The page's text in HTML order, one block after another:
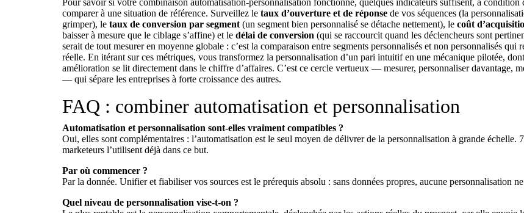
Pour savoir si votre combinaison automatisation-personnalisation fonctionne, quelques indicateurs suffisent, à condition
comparer à une situation de référence. Surveillez le taux d’ouverture et de réponse de vos séquences (la
grimper), le taux de conversion par segment (un segment bien personnalisé se détache nettement), le coût
baisser à mesure que le ciblage s’affine) et le délai de conversion (qui se raccourcit quand les déclencheurs sont
serait de tout mesurer en moyenne globale : c’est la comparaison entre segments personnalisés et non personnalisés qui
réelle. En itérant sur ces métriques, vous transformez la personnalisation d’un pari intuitif en une mécanique pilotée,
amélioration se lit directement dans le chiffre d’affaires. C’est ce cercle vertueux — mesurer, personnaliser davantage,
— qui sépare les entreprises à forte croissance des autres.
FAQ : combiner automatisation et personnalisation
Automatisation et personnalisation sont-elles vraiment compatibles ?
Oui, elles sont complémentaires : l’automatisation est le seul moyen de délivrer de la personnalisation à grande échelle.
marketeurs l’utilisent déjà dans ce but.
Par où commencer ?
Par la donnée. Unifier et fiabiliser vos sources est le prérequis absolu : sans données propres, aucune personnalisation
Quel niveau de personnalisation vise-t-on ?